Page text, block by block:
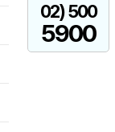
02) 500
5900